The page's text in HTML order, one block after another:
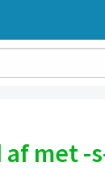
met -